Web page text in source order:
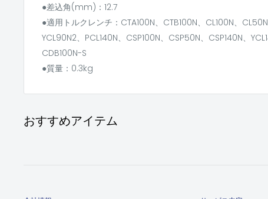
●差込角(mm)：12.7
●適用トルクレンチ：CTA100N、CTB100N、CL100N、
YCL90N2、PCL140N、CSP100N、CSP50N、CSP140N、
CDB100N-S
●質量：0.3kg
おすすめアイテム